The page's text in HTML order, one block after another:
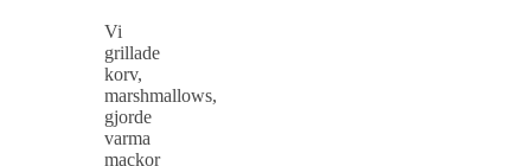
Vi
grillade
korv,
marshmallows,
gjorde
varma
mackor